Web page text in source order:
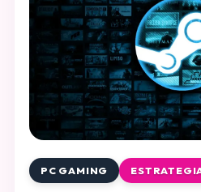
PC GAMING